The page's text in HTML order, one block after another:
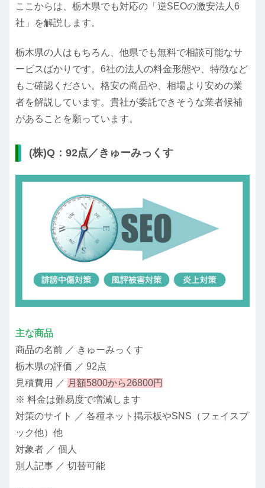
ここからは、栃木県でも対応の「逆SEOの激安法人6
社」を解説します。
栃木県の人はもちろん、他県でも無料で相談可能なサ
ービスばかりです。6社の法人の料金形態や、特徴など
もご確認ください。格安の商品や、相場より安めの業
者を解説しています。貴社が委託できそうな業者候補
があることを願っています。
(株)Q：92点／きゅーみっくす
主な商品
商品の名前 ／ きゅーみっくす
栃木県の評価 ／ 92点
見積費用 ／ 月額5800から26800円
※ 料金は難易度で増減します
対策のサイト ／ 各種ネット掲示板やSNS（フェイスブ
ック他）他
対象者 ／ 個人
別人記事 ／ 切替可能